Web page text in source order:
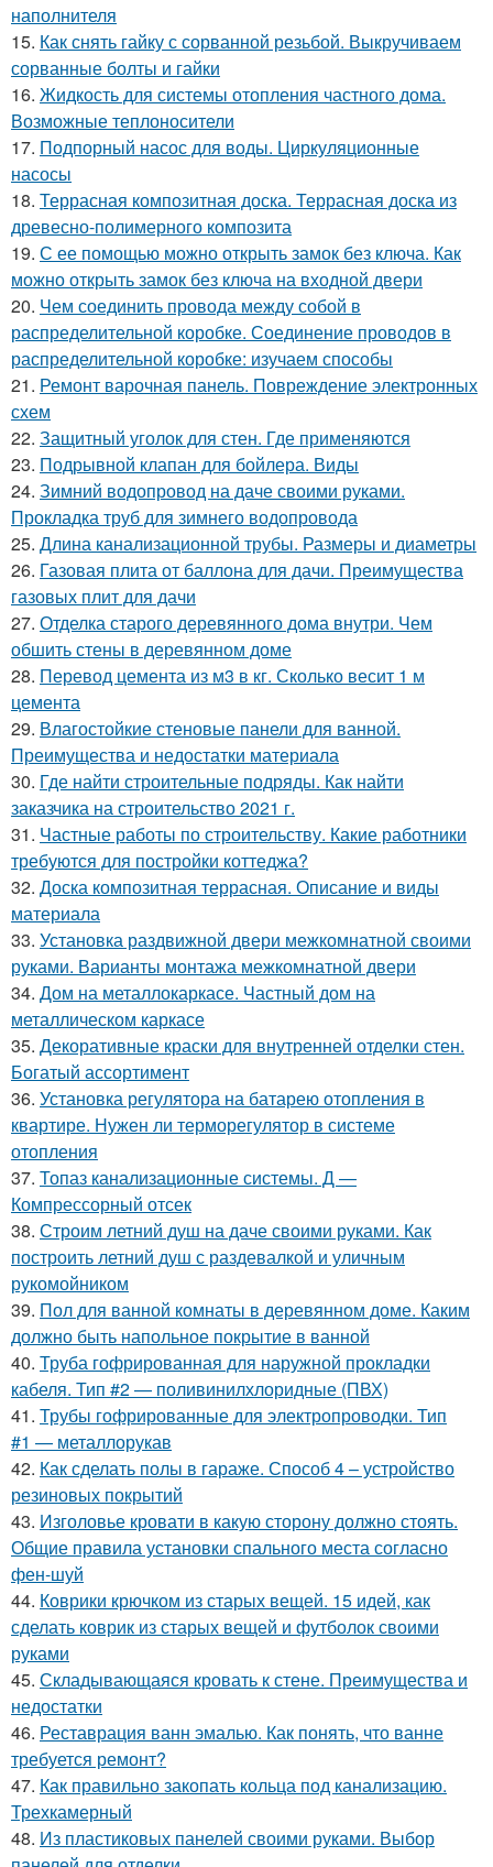
наполнителя
15. Как снять гайку с сорванной резьбой. Выкручиваем
сорванные болты и гайки
16. Жидкость для системы отопления частного дома.
Возможные теплоносители
17. Подпорный насос для воды. Циркуляционные
насосы
18. Террасная композитная доска. Террасная доска из
древесно-полимерного композита
19. С ее помощью можно открыть замок без ключа. Как
можно открыть замок без ключа на входной двери
20. Чем соединить провода между собой в
распределительной коробке. Соединение проводов в
распределительной коробке: изучаем способы
21. Ремонт варочная панель. Повреждение электронных
схем
22. Защитный уголок для стен. Где применяются
23. Подрывной клапан для бойлера. Виды
24. Зимний водопровод на даче своими руками.
Прокладка труб для зимнего водопровода
25. Длина канализационной трубы. Размеры и диаметры
26. Газовая плита от баллона для дачи. Преимущества
газовых плит для дачи
27. Отделка старого деревянного дома внутри. Чем
обшить стены в деревянном доме
28. Перевод цемента из м3 в кг. Сколько весит 1 м
цемента
29. Влагостойкие стеновые панели для ванной.
Преимущества и недостатки материала
30. Где найти строительные подряды. Как найти
заказчика на строительство 2021 г.
31. Частные работы по строительству. Какие работники
требуются для постройки коттеджа?
32. Доска композитная террасная. Описание и виды
материала
33. Установка раздвижной двери межкомнатной своими
руками. Варианты монтажа межкомнатной двери
34. Дом на металлокаркасе. Частный дом на
металлическом каркасе
35. Декоративные краски для внутренней отделки стен.
Богатый ассортимент
36. Установка регулятора на батарею отопления в
квартире. Нужен ли терморегулятор в системе
отопления
37. Топаз канализационные системы. Д —
Компрессорный отсек
38. Строим летний душ на даче своими руками. Как
построить летний душ с раздевалкой и уличным
рукомойником
39. Пол для ванной комнаты в деревянном доме. Каким
должно быть напольное покрытие в ванной
40. Труба гофрированная для наружной прокладки
кабеля. Тип #2 — поливинилхлоридные (ПВХ)
41. Трубы гофрированные для электропроводки. Тип
#1 — металлорукав
42. Как сделать полы в гараже. Способ 4 – устройство
резиновых покрытий
43. Изголовье кровати в какую сторону должно стоять.
Общие правила установки спального места согласно
фен-шуй
44. Коврики крючком из старых вещей. 15 идей, как
сделать коврик из старых вещей и футболок своими
руками
45. Складывающаяся кровать к стене. Преимущества и
недостатки
46. Реставрация ванн эмалью. Как понять, что ванне
требуется ремонт?
47. Как правильно закопать кольца под канализацию.
Трехкамерный
48. Из пластиковых панелей своими руками. Выбор